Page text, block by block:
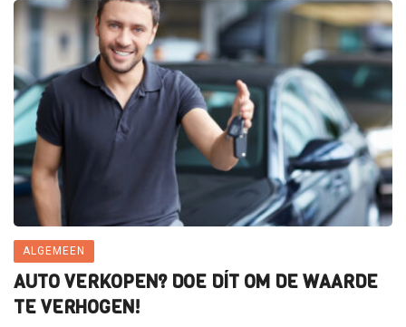
ALGEMEEN
AUTO VERKOPEN? DOE DÍT OM DE WAARDE
TE VERHOGEN!